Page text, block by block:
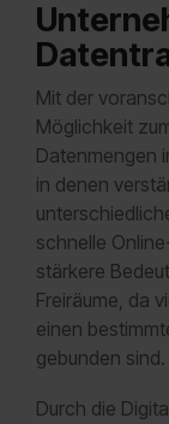
Mit der
Möglichkeit
Datenmengen
in denen
schnelle
stärkere
Freiräume, da
einen
gebunden sind.
Durch die